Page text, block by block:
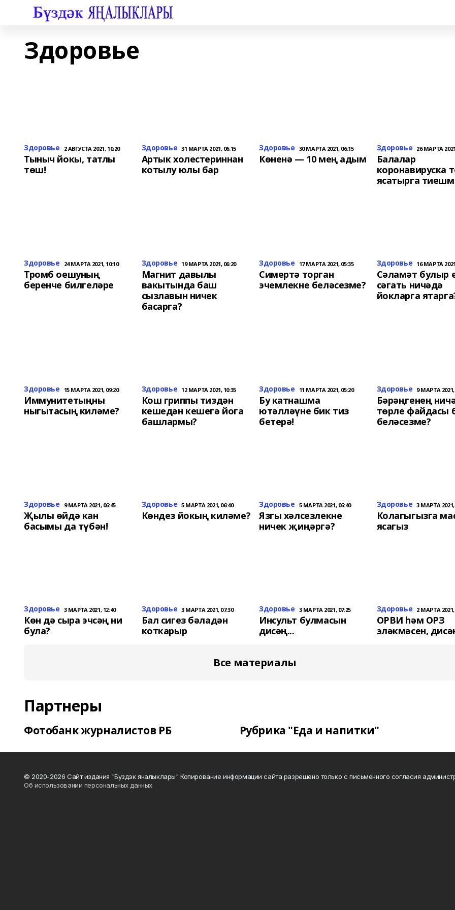
Здоровье
Здоровье 2 АВГУСТА 2021, 10:20
Тыныч йокы, татлы
төш!
Здоровье 31 МАРТА 2021, 06:15
Артык холестериннан
котылу юлы бар
Здоровье 30 МАРТА 2021, 06:15
Көненә — 10 мең адым
Здоровье 26 МАРТА
Балалар
коронавируска
ясатырга
Здоровье 24 МАРТА 2021, 10:10
Тромб оешуның
беренче билгеләре
Здоровье 19 МАРТА 2021, 06:20
Магнит давылы
вакытында баш
сызлавын ничек
басарга?
Здоровье 17 МАРТА 2021, 05:35
Симертә торган
эчемлекне беләсезме?
Здоровье 16 МАРТА
Сәламәт булыр
сәгать ничәдә
йокларга
Здоровье 15 МАРТА 2021, 09:20
Иммунитетыңны
ныгытасың киләме?
Здоровье 12 МАРТА 2021, 10:35
Кош гриппы тиздән
кешедән кешегә йога
башлармы?
Здоровье 11 МАРТА 2021, 05:20
Бу катнашма
ютәлләүне бик тиз
бетерә!
Здоровье 9 МАРТА 2021,
Бәрәңгенең
төрле файдасы
беләсезме?
Здоровье 9 МАРТА 2021, 06:45
Җылы өйдә кан
басымы да түбән!
Здоровье 5 МАРТА 2021, 06:40
Көндез йокың киләме?
Здоровье 5 МАРТА 2021, 06:40
Язгы хәлсезлекне
ничек җиңәргә?
Здоровье 3 МАРТА 2021,
Колагыгызга
ясагыз
Здоровье 3 МАРТА 2021, 12:40
Көн дә сыра эчсәң ни
була?
Здоровье 3 МАРТА 2021, 07:30
Бал сигез бәладән
коткарыр
Здоровье 3 МАРТА 2021, 07:25
Инсульт булмасын
дисәң...
Здоровье 2 МАРТА 2021,
ОРВИ һәм ОРЗ
эләкмәсен,
Все материалы
Партнеры
Фотобанк журналистов РБ Рубрика "Еда и напитки"
© 2020-2026 Сайт издания "Буздэк яналыклары" Копирование информации сайта разрешено только с письменного согласия
Об использовании персональных данных